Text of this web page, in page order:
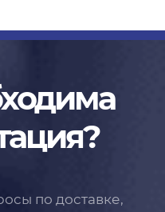
по доставке,